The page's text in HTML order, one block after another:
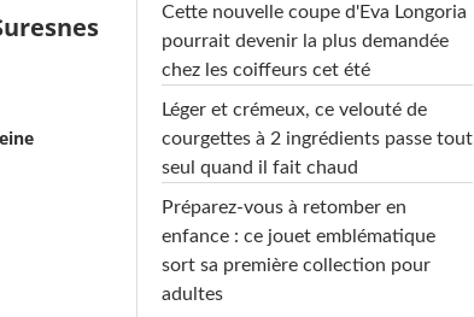
Cette nouvelle coupe d'Eva Longoria
pourrait devenir la plus demandée
chez les coiffeurs cet été
Léger et crémeux, ce velouté de
courgettes à 2 ingrédients passe tout
seul quand il fait chaud
Préparez-vous à retomber en
enfance : ce jouet emblématique
sort sa première collection pour
adultes